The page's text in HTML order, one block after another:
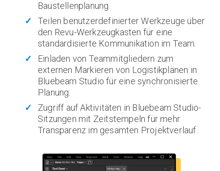
Baustellenplanung.
Teilen benutzerdefinierter Werkzeuge über
den Revu-Werkzeugkasten für eine
standardisierte Kommunikation im Team.
Einladen von Teammitgliedern zum
externen Markieren von Logistikplänen in
Bluebeam Studio für eine synchronisierte
Planung.
Zugriff auf Aktivitäten in Bluebeam Studio-
Sitzungen mit Zeitstempeln für mehr
Transparenz im gesamten Projektverlauf.